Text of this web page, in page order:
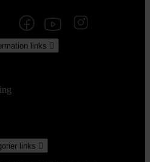
links 
links 